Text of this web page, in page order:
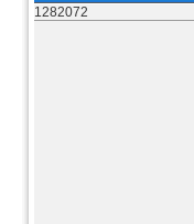
1282072